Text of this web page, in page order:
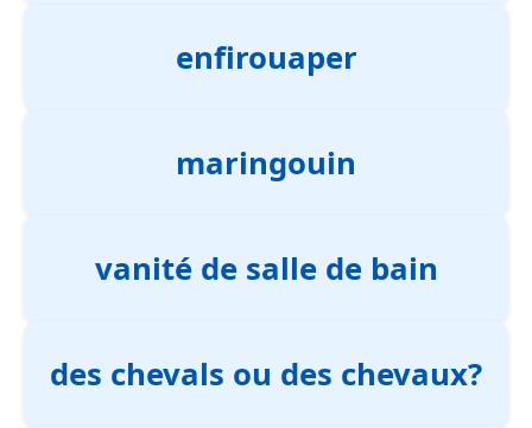
enfirouaper
maringouin
vanité de salle de bain
des chevals ou des chevaux?